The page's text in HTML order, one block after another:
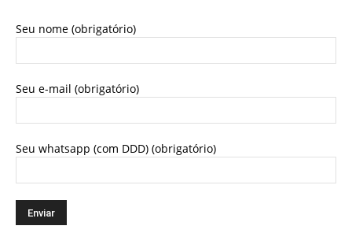
Seu nome (obrigatório)
Seu e-mail (obrigatório)
Seu whatsapp (com DDD) (obrigatório)